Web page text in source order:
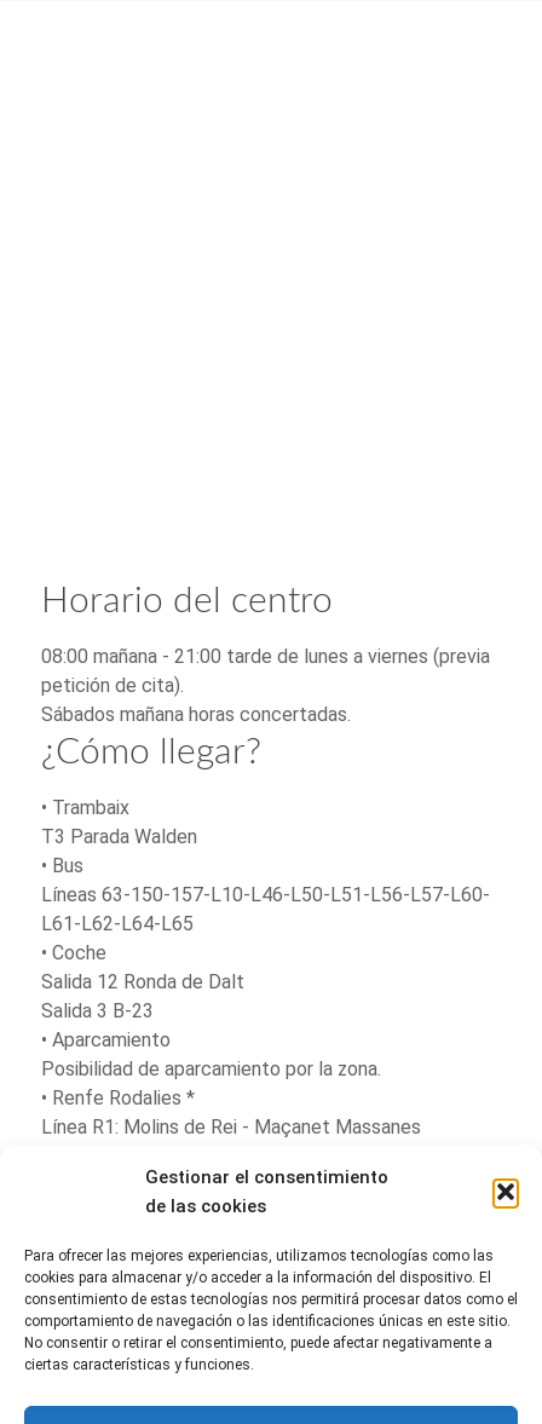
Gestionar el consentimiento
de las cookies
Para ofrecer las mejores experiencias, utilizamos tecnologías como las
cookies para almacenar y/o acceder a la información del dispositivo. El
consentimiento de estas tecnologías nos permitirá procesar datos como el
comportamiento de navegación o las identificaciones únicas en este sitio.
No consentir o retirar el consentimiento, puede afectar negativamente a
ciertas características y funciones.
Horario del centro
08:00 mañana - 21:00 tarde de lunes a viernes (previa
petición de cita).
Sábados mañana horas concertadas.
¿Cómo llegar?
• Trambaix
T3 Parada Walden
• Bus
Líneas 63-150-157-L10-L46-L50-L51-L56-L57-L60-
L61-L62-L64-L65
• Coche
Salida 12 Ronda de Dalt
Salida 3 B-23
• Aparcamiento
Posibilidad de aparcamiento por la zona.
• Renfe Rodalies *
Línea R1: Molins de Rei - Maçanet Massanes
Penedès -Terrassa – Manresa
**Parada de Renfe Rodalies “Sant Feliu de
Llobregat” próxima a la parada del Trambaix T3
“Sant Feliu-Consell Comarcal”**